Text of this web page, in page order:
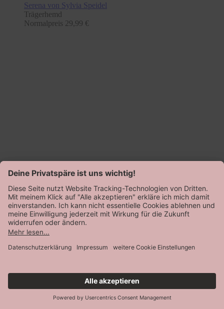
Serena von Sylvia Speidel
Trägerhemd
Normalpreis 29,99 €
von Sylvia Speidel
Normalpreis 49,99 €